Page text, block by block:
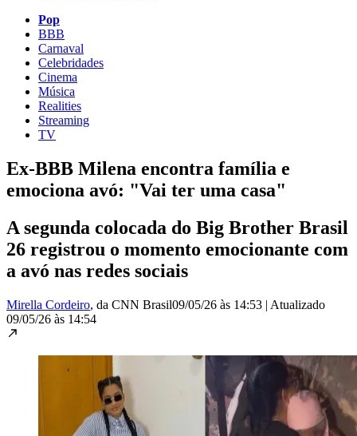
Pop
BBB
Carnaval
Celebridades
Cinema
Música
Realities
Streaming
TV
Ex-BBB Milena encontra família e
emociona avó: "Vai ter uma casa"
A segunda colocada do Big Brother Brasil
26 registrou o momento emocionante com
a avó nas redes sociais
Mirella Cordeiro, da CNN Brasil09/05/26 às 14:53 | Atualizado
09/05/26 às 14:54